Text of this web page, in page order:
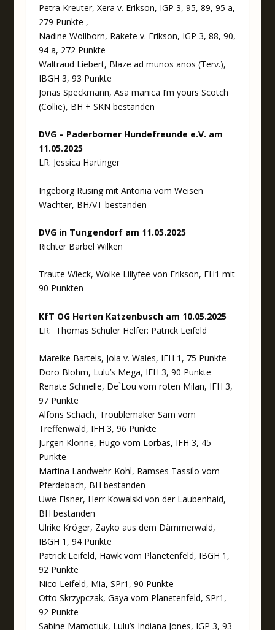
Petra Kreuter, Xera v. Erikson, IGP 3, 95, 89, 95 a,
279 Punkte ‚
Nadine Wollborn, Rakete v. Erikson, IGP 3, 88, 90,
94 a, 272 Punkte
Waltraud Liebert, Blaze ad munos anos (Terv.),
IBGH 3, 93 Punkte
Jonas Speckmann, Asa manica I’m yours Scotch
(Collie), BH + SKN bestanden
DVG – Paderborner Hundefreunde e.V. am
11.05.2025
LR: Jessica Hartinger
Ingeborg Rüsing mit Antonia vom Weisen
Wächter, BH/VT bestanden
DVG in Tungendorf am 11.05.2025
Richter Bärbel Wilken
Traute Wieck, Wolke Lillyfee von Erikson, FH1 mit
90 Punkten
KfT OG Herten Katzenbusch am 10.05.2025
LR: Thomas Schuler Helfer: Patrick Leifeld
Mareike Bartels, Jola v. Wales, IFH 1, 75 Punkte
Doro Blohm, Lulu’s Mega, IFH 3, 90 Punkte
Renate Schnelle, De`Lou vom roten Milan, IFH 3,
97 Punkte
Alfons Schach, Troublemaker Sam vom
Treffenwald, IFH 3, 96 Punkte
Jürgen Klönne, Hugo vom Lorbas, IFH 3, 45
Punkte
Martina Landwehr-Kohl, Ramses Tassilo vom
Pferdebach, BH bestanden
Uwe Elsner, Herr Kowalski von der Laubenhaid,
BH bestanden
Ulrike Kröger, Zayko aus dem Dämmerwald,
IBGH 1, 94 Punkte
Patrick Leifeld, Hawk vom Planetenfeld, IBGH 1,
92 Punkte
Nico Leifeld, Mia, SPr1, 90 Punkte
Otto Skrzypczak, Gaya vom Planetenfeld, SPr1,
92 Punkte
Sabine Mamotiuk, Lulu’s Indiana Jones, IGP 3, 93